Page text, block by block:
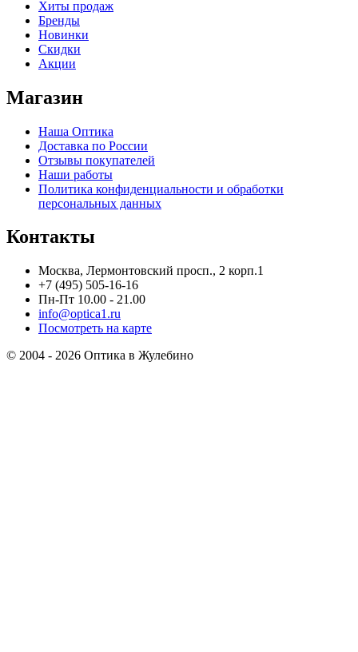
Хиты продаж
Бренды
Новинки
Скидки
Акции
Магазин
Наша Оптика
Доставка по России
Отзывы покупателей
Наши работы
Политика конфиденциальности и обработки
персональных данных
Контакты
Москва, Лермонтовский просп., 2 корп.1
+7 (495) 505-16-16
Пн-Пт 10.00 - 21.00
info@optica1.ru
Посмотреть на карте
© 2004 - 2026 Оптика в Жулебино